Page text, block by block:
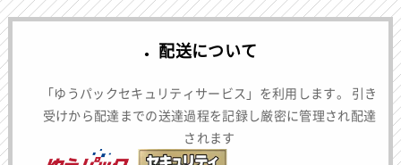
配送について
「ゆうパックセキュリティサービス」を利用します。 引き
受けから配達までの送達過程を記録し厳密に管理され配達
されます